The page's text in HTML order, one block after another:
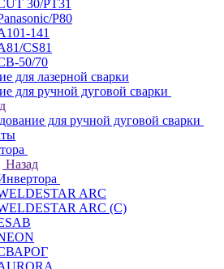
30/PT31
P80
141
CS81
50/70
для лазерной сварки
для ручной дуговой сварки
для ручной дуговой сварки
Назад
ARC
ARC (С)